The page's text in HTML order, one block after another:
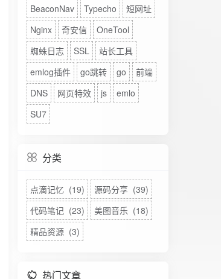
BeaconNav
Typecho
短网址
Nginx
奇安信
OneTool
蜘蛛日志
SSL
站长工具
emlog插件
go跳转 go
前端
DNS
网页特效 js
emlo
SU7
分类
点滴记忆 (19)
源码分享 (39)
代码笔记 (23)
美图音乐 (18)
精品资源 (3)
热门文章